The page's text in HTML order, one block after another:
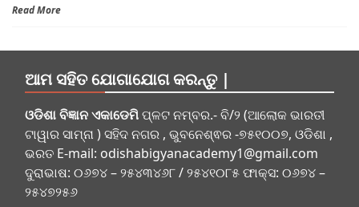
Read More
ଆମ ସହିତ ଯୋଗାଯୋଗ କରନ୍ତୁ |
ଓଡିଶା ବିଜ୍ଞାନ ଏକାଡେମିପ୍ଳଟ ନମ୍ବର.- ବି/୨ (ଆଲୋକ ଭାରତୀ
ଟାୱାର ସାମ୍ନା ) ସହିଦ ନଗର , ଭୁବନେଶ୍ଵର -୭୫୧୦୦୭, ଓଡିଶା ,
ଭରତ E-mail: odishabigyanacademy1@gmail.com
ଦୁରାଭାଷ: ୦୬୭୪ – ୨୫୪୩୪୬୮ / ୨୫୪୧୦୮୫ ଫାକ୍ସ: ୦୬୭୪ –
୨୫୪୭୨୫୬